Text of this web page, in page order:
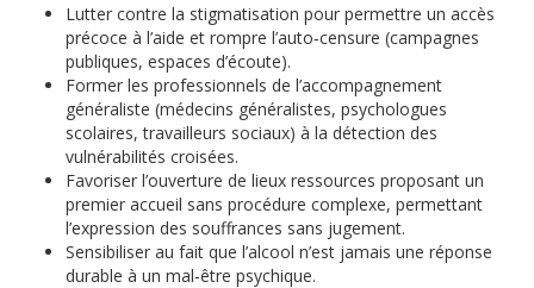
Lutter contre la stigmatisation pour permettre un accès
précoce à l’aide et rompre l’auto‑censure (campagnes
publiques, espaces d’écoute).
Former les professionnels de l’accompagnement
généraliste (médecins généralistes, psychologues
scolaires, travailleurs sociaux) à la détection des
vulnérabilités croisées.
Favoriser l’ouverture de lieux ressources proposant un
premier accueil sans procédure complexe, permettant
l’expression des souffrances sans jugement.
Sensibiliser au fait que l’alcool n’est jamais une réponse
durable à un mal-être psychique.